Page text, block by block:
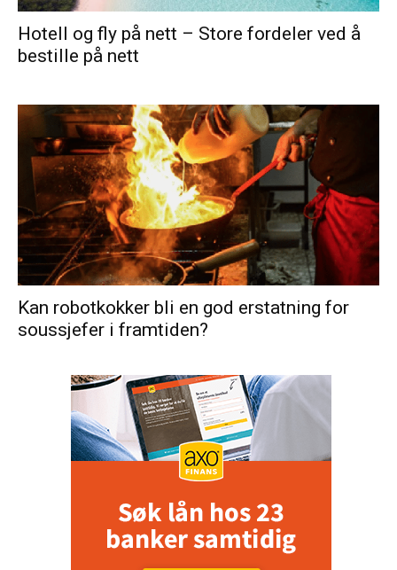
Hotell og fly på nett – Store fordeler ved å
bestille på nett
Kan robotkokker bli en god erstatning for
soussjefer i framtiden?